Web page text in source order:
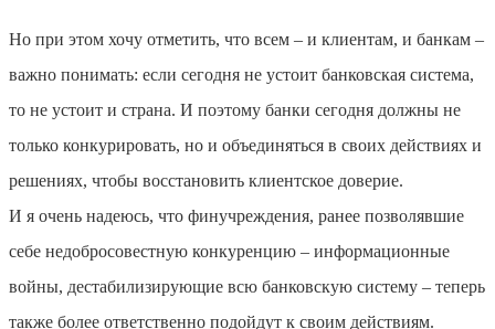
Но при этом хочу отметить, что всем – и клиентам, и банкам –
важно понимать: если сегодня не устоит банковская система,
то не устоит и страна. И поэтому банки сегодня должны не
только конкурировать, но и объединяться в своих действиях и
решениях, чтобы восстановить клиентское доверие.
И я очень надеюсь, что финучреждения, ранее позволявшие
себе недобросовестную конкуренцию – информационные
войны, дестабилизирующие всю банковскую систему – теперь
также более ответственно подойдут к своим действиям.